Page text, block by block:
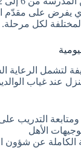
يفرض على مقدّم
لكل مرحلة.
لتشمل الرعاية
عند غياب
التدريب
الأهل
الكاملة عن شؤون